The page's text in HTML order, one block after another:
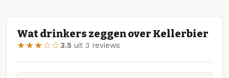
Wat drinkers zeggen over Kellerbier
★★★☆☆3.5 uit 3 reviews